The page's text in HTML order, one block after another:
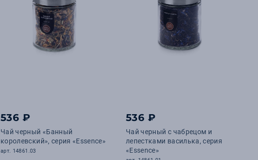
536 ₽
Чай черный «Банный
королевский», серия «Essence»
арт. 14861.03
536 ₽
Чай черный с чабрецом и
лепестками василька, серия
«Essence»